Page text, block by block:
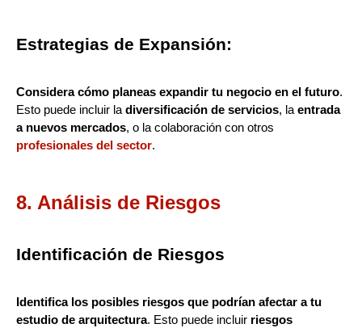
Estrategias de Expansión:
Considera cómo planeas expandir tu negocio en el futuro.
Esto puede incluir ladiversificación de servicios, laentrada
a nuevos mercados, o la colaboración con otros
profesionales del sector.
8. Análisis de Riesgos
Identificación de Riesgos
Identifica los posibles riesgos que podrían afectar a tu
estudio de arquitectura. Esto puede incluir riesgos